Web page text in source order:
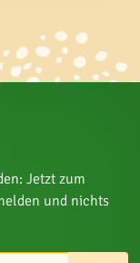
Jetzt zum
und nichts